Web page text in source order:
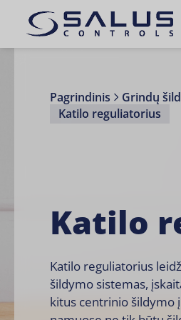
Pagrindinis
Grindų
Katilo reguliatorius
Katilo
Katilo reguliatorius
šildymo sistemas,
kitus centrinio šildymo